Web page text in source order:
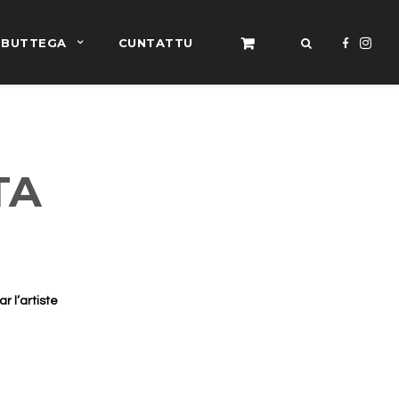
BUTTEGA CUNTATTU
l’artiste